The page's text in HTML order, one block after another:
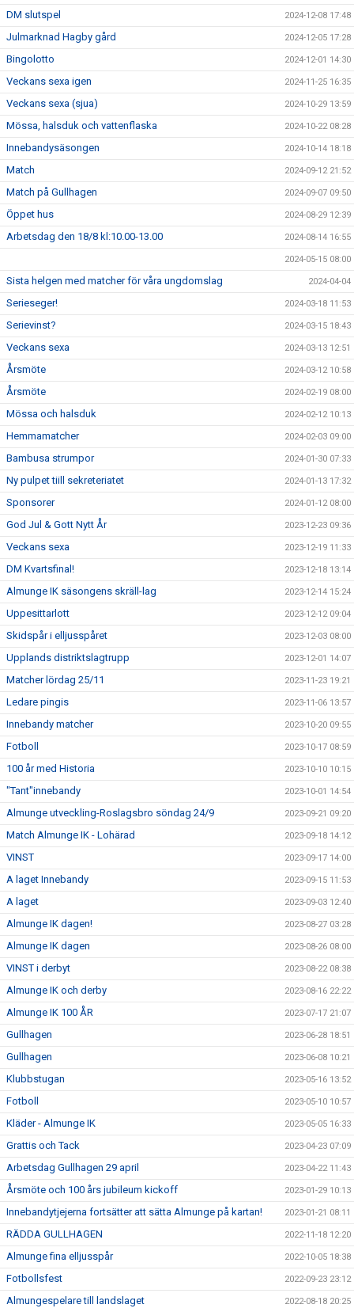
DM slutspel 2024-12-08 17:48
Julmarknad Hagby gård 2024-12-05 17:28
Bingolotto 2024-12-01 14:30
Veckans sexa igen 2024-11-25 16:35
Veckans sexa (sjua) 2024-10-29 13:59
Mössa, halsduk och vattenflaska 2024-10-22 08:28
Innebandysäsongen 2024-10-14 18:18
Match 2024-09-12 21:52
Match på Gullhagen 2024-09-07 09:50
Öppet hus 2024-08-29 12:39
Arbetsdag den 18/8 kl:10.00-13.00 2024-08-14 16:55
2024-05-15 08:00
Sista helgen med matcher för våra ungdomslag 2024-04-04
Serieseger! 2024-03-18 11:53
Serievinst? 2024-03-15 18:43
Veckans sexa 2024-03-13 12:51
Årsmöte 2024-03-12 10:58
Årsmöte 2024-02-19 08:00
Mössa och halsduk 2024-02-12 10:13
Hemmamatcher 2024-02-03 09:00
Bambusa strumpor 2024-01-30 07:33
Ny pulpet tiill sekreteriatet 2024-01-13 17:32
Sponsorer 2024-01-12 08:00
God Jul & Gott Nytt År 2023-12-23 09:36
Veckans sexa 2023-12-19 11:33
DM Kvartsfinal! 2023-12-18 13:14
Almunge IK säsongens skräll-lag 2023-12-14 15:24
Uppesittarlott 2023-12-12 09:04
Skidspår i elljusspåret 2023-12-03 08:00
Upplands distriktslagtrupp 2023-12-01 14:07
Matcher lördag 25/11 2023-11-23 19:21
Ledare pingis 2023-11-06 13:57
Innebandy matcher 2023-10-20 09:55
Fotboll 2023-10-17 08:59
100 år med Historia 2023-10-10 10:15
"Tant"innebandy 2023-10-01 14:54
Almunge utveckling-Roslagsbro söndag 24/9 2023-09-21 09:20
Match Almunge IK - Lohärad 2023-09-18 14:12
VINST 2023-09-17 14:00
A laget Innebandy 2023-09-15 11:53
A laget 2023-09-03 12:40
Almunge IK dagen! 2023-08-27 03:28
Almunge IK dagen 2023-08-26 08:00
VINST i derbyt 2023-08-22 08:38
Almunge IK och derby 2023-08-16 22:22
Almunge IK 100 ÅR 2023-07-17 21:07
Gullhagen 2023-06-28 18:51
Gullhagen 2023-06-08 10:21
Klubbstugan 2023-05-16 13:52
Fotboll 2023-05-10 10:57
Kläder - Almunge IK 2023-05-05 16:33
Grattis och Tack 2023-04-23 07:09
Arbetsdag Gullhagen 29 april 2023-04-22 11:43
Årsmöte och 100 års jubileum kickoff 2023-01-29 10:13
Innebandytjejerna fortsätter att sätta Almunge på kartan! 2023-01-21 08:11
RÄDDA GULLHAGEN 2022-11-18 12:20
Almunge fina elljusspår 2022-10-05 18:38
Fotbollsfest 2022-09-23 23:12
Almungespelare till landslaget 2022-08-18 20:25